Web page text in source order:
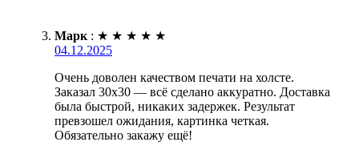
Марк : ★ ★ ★ ★ ★
04.12.2025
Очень доволен качеством печати на холсте.
Заказал 30х30 — всё сделано аккуратно. Доставка
была быстрой, никаких задержек. Результат
превзошел ожидания, картинка четкая.
Обязательно закажу ещё!